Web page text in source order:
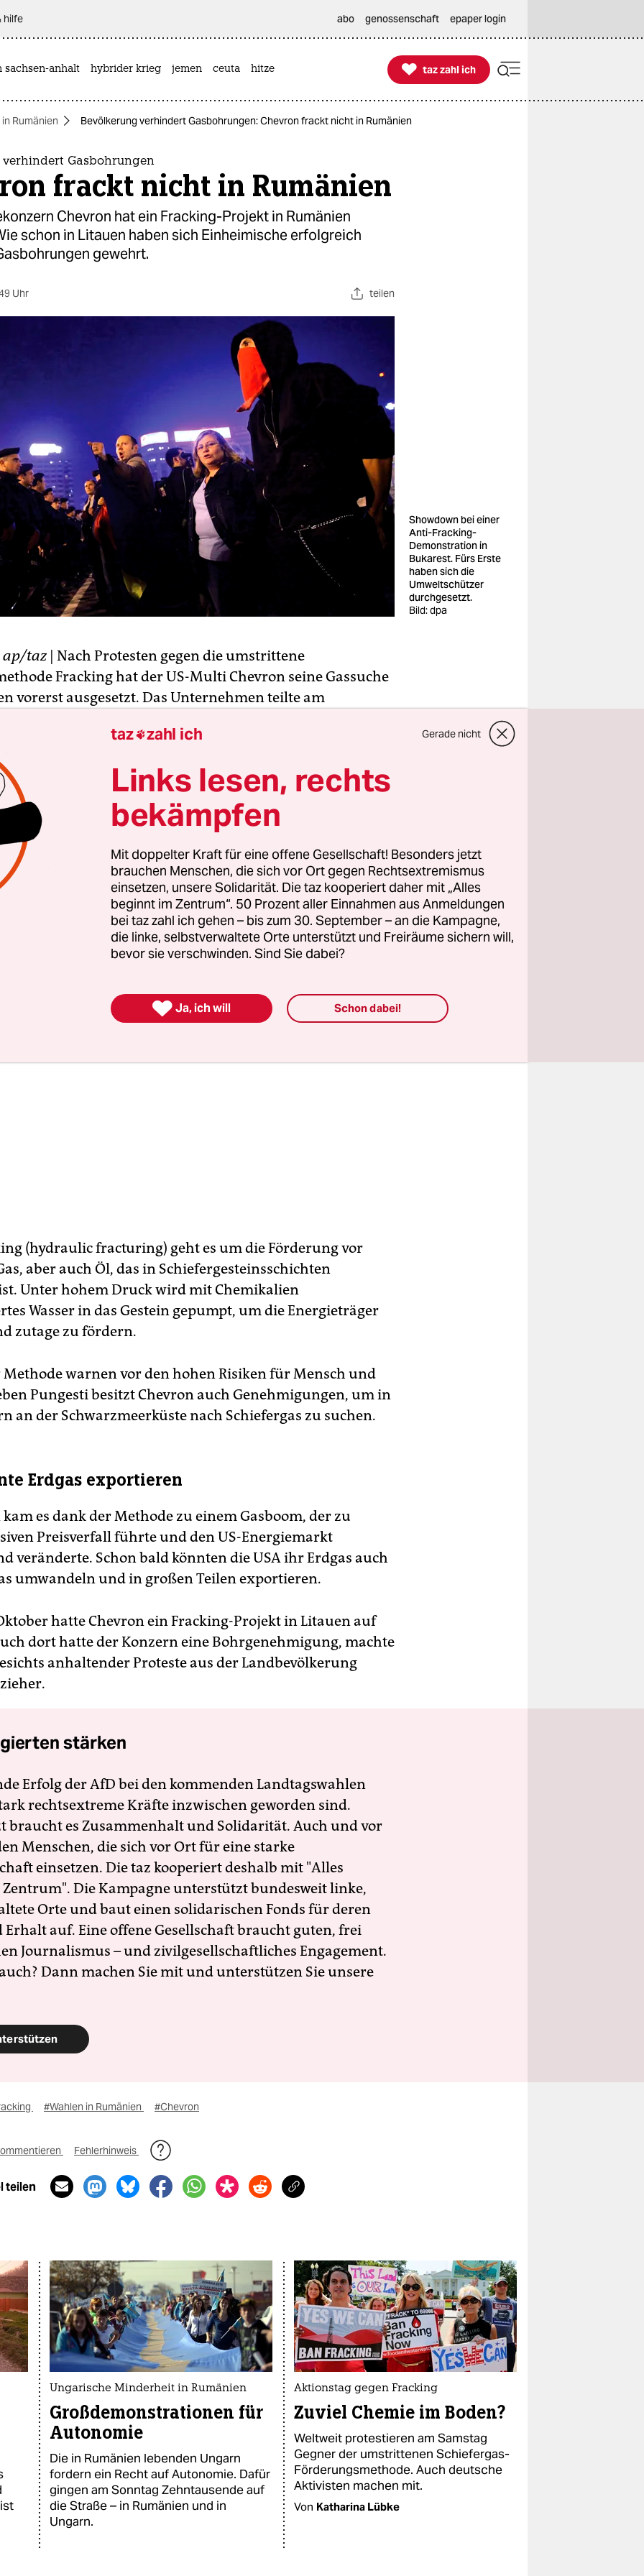
hilfe abo genossenschaft epaper login
sachsen-anhalt hybrider krieg jemen ceuta hitze 
taz zahl ich
taz zahl ich
Rumänien Bevölkerung verhindert Gasbohrungen: Chevron frackt nicht in Rumänien
verhindert Gasbohrungen
frackt nicht in Rumänien
Chevron hat ein Fracking-Projekt in Rumänien
schon in Litauen haben sich Einheimische erfolgreich
gewehrt.
Uhr teilen
Showdown bei einer
Anti-Fracking-
Demonstration in
Bukarest. Fürs Erste
haben sich die
Umweltschützer
durchgesetzt.
Bild: dpa
ap/taz | Nach Protesten gegen die umstrittene
Fracking hat der US-Multi Chevron seine Gassuche
vorerst ausgesetzt. Das Unternehmen teilte am
umweltfreundlichen Art" zu betreiben. Chevron reagierte
Proteste vom Vortag, an denen sich Hunderte in der
Bukarest und auf dem Feld, wo die Bohrungen geplant
der Konzern, eine Erlaubnis für Bohrungen nach
für den Ort Pungesti 250 Kilometer nordöstlich von
haben. Die Demonstranten hatten am Mittwoch eine
und rund um das geplante Bohrfeld in Pungesti eine
gebildet. Die Polizei schritt ein und beendete die
(hydraulic fracturing) geht es um die Förderung vor
aber auch Öl, das in Schiefergesteinsschichten
Unter hohem Druck wird mit Chemikalien
Wasser in das Gestein gepumpt, um die Energieträger
zutage zu fördern.
Methode warnen vor den hohen Risiken für Mensch und
Pungesti besitzt Chevron auch Genehmigungen, um in
an der Schwarzmeerküste nach Schiefergas zu suchen.
Erdgas exportieren
kam es dank der Methode zu einem Gasboom, der zu
Preisverfall führte und den US-Energiemarkt
veränderte. Schon bald könnten die USA ihr Erdgas auch
umwandeln und in großen Teilen exportieren.
hatte Chevron ein Fracking-Projekt in Litauen auf
dort hatte der Konzern eine Bohrgenehmigung, machte
anhaltender Proteste aus der Landbevölkerung
stärken
Erfolg der AfD bei den kommenden Landtagswahlen
rechtsextreme Kräfte inzwischen geworden sind.
braucht es Zusammenhalt und Solidarität. Auch und vor
Menschen, die sich vor Ort für eine starke
einsetzen. Die taz kooperiert deshalb mit "Alles
Die Kampagne unterstützt bundesweit linke,
Orte und baut einen solidarischen Fonds für deren
Erhalt auf. Eine offene Gesellschaft braucht guten, frei
Journalismus – und zivilgesellschaftliches Engagement.
Dann machen Sie mit und unterstützen Sie unsere
#Wahlen in Rumänien #Chevron
Fehlerhinweis
teilen
Ungarische Minderheit in Rumänien
Großdemonstrationen für
Autonomie
Die in Rumänien lebenden Ungarn
fordern ein Recht auf Autonomie. Dafür
gingen am Sonntag Zehntausende auf
die Straße – in Rumänien und in
Ungarn.
Aktionstag gegen Fracking
Zuviel Chemie im Boden?
Weltweit protestieren am Samstag
Gegner der umstrittenen Schiefergas-
Förderungsmethode. Auch deutsche
Aktivisten machen mit.
Von Katharina Lübke
taz zahl ich Gerade nicht
Links lesen, rechts
bekämpfen
Mit doppelter Kraft für eine offene Gesellschaft! Besonders jetzt
brauchen Menschen, die sich vor Ort gegen Rechtsextremismus
einsetzen, unsere Solidarität. Die taz kooperiert daher mit „Alles
beginnt im Zentrum“. 50 Prozent aller Einnahmen aus Anmeldungen
bei taz zahl ich gehen – bis zum 30. September – an die Kampagne,
die linke, selbstverwaltete Orte unterstützt und Freiräume sichern will,
bevor sie verschwinden. Sind Sie dabei?
 Ja, ich will Schon dabei!